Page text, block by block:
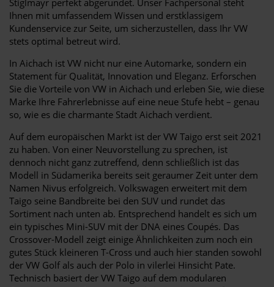
Ihnen mit umfassendem Wissen und erstklassigem
Kundenservice zur Seite, um sicherzustellen, dass Ihr VW
stets optimal betreut wird.
In Aichach ist VW nicht nur eine Automarke, sondern ein
Statement für Qualität, Innovation und Eleganz. Erforschen
Sie die Vorteile von VW in Aichach und erleben Sie, wie diese
Marke Ihre Fahrerlebnisse auf eine neue Stufe hebt – genau
so, wie es die charmante Stadt Aichach verdient.
Auf dem europäischen Markt ist der VW Taigo erst seit 2021
zu haben. Von einer Neuvorstellung zu sprechen, ist
dennoch nicht ganz zutreffend, denn schließlich ist das
Modell in Südamerika bereits seit geraumer Zeit unter dem
Namen Nivus erfolgreich. Volkswagen erweitert mit dem
Taigo seine Bandbreite bei den SUV und rundet das
Sortiment nach unten ab. Entsprechend handelt es sich um
ein typisches Mini-SUV mit der DNA eines Coupés. Das
Crossover-Modell zeigt einige Ähnlichkeiten zum noch ein
gutes Stück kleineren T-Cross und auch hier standen sowohl
der VW Golf als auch der Polo in vilerlei Hinsicht Pate.
Technisch basiert der VW Taigo auf dem modularen